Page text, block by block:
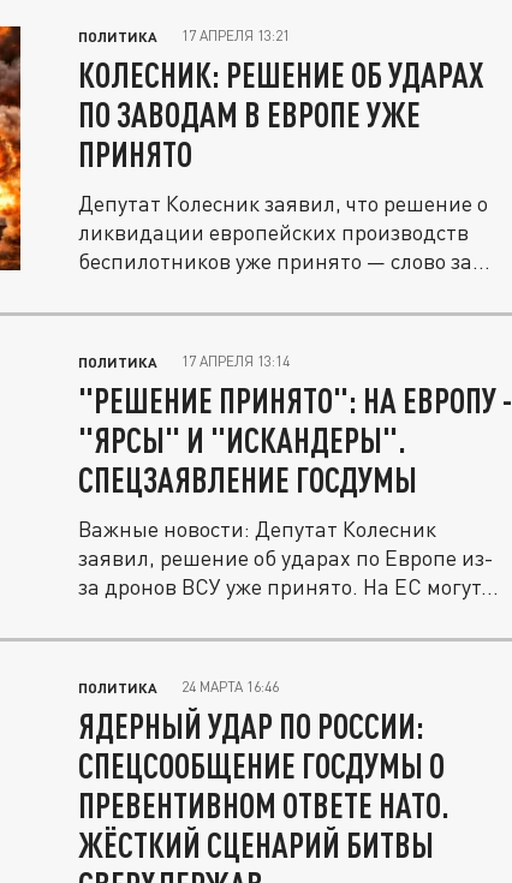
ПОЛИТИКА 17 АПРЕЛЯ 13:21
КОЛЕСНИК: РЕШЕНИЕ ОБ УДАРАХ
ПО ЗАВОДАМ В ЕВРОПЕ УЖЕ
ПРИНЯТО
Депутат Колесник заявил, что решение о
ликвидации европейских производств
беспилотников уже принято — слово за...
ПОЛИТИКА 17 АПРЕЛЯ 13:14
"РЕШЕНИЕ ПРИНЯТО": НА ЕВРОПУ -
"ЯРСЫ" И "ИСКАНДЕРЫ".
СПЕЦЗАЯВЛЕНИЕ ГОСДУМЫ
Важные новости: Депутат Колесник
заявил, решение об ударах по Европе из-
за дронов ВСУ уже принято. На ЕС могут...
ПОЛИТИКА 24 МАРТА 16:46
ЯДЕРНЫЙ УДАР ПО РОССИИ:
СПЕЦСООБЩЕНИЕ ГОСДУМЫ О
ПРЕВЕНТИВНОМ ОТВЕТЕ НАТО.
ЖЁСТКИЙ СЦЕНАРИЙ БИТВЫ